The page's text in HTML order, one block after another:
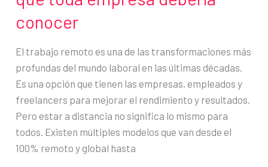
conocer
El trabajo remoto es una de las transformaciones más
profundas del mundo laboral en las últimas décadas.
Es una opción que tienen las empresas, empleados y
freelancers para mejorar el rendimiento y resultados.
Pero estar a distancia no significa lo mismo para
todos. Existen múltiples modelos que van desde el
100% remoto y global hasta